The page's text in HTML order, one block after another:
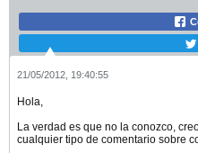
21/05/2012, 19:40:55
Hola,
La verdad es que no la conozco,
cualquier tipo de comentario sobre